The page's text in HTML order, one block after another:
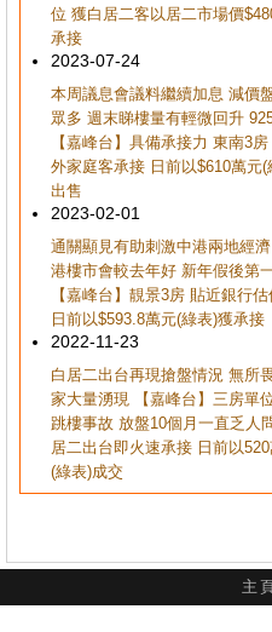
位 獲白居二客以居二市場價
承接
2023-07-24
本周議息會議料繼續加息 減價
眾多 週末睇樓量有輕微回升
【嘉峰台】具備承接力 東南3
外家庭客承接 日前以$610萬元(
出售
2023-02-01
通關顯見有助刺激中港兩地經
港樓市會較去年好 新年假後第
【嘉峰台】靚景3房 貼近銀行
日前以$593.8萬元(綠表)獲承接
2022-11-23
白居二出台再現搶盤情況 無所
家大量湧現 【嘉峰台】三房單
跳樓事故 放盤10個月一直乏人
居二出台即火速承接 日前以
(綠表)成交
主